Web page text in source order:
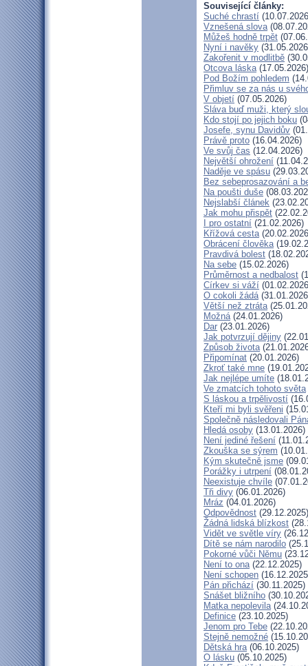
Související články:
Suché chrastí
Vznešená slova
Můžeš hodně trpět
Nyní i navěky
Zakořenit v modlitbě
Otcova láska(17.05.2026)
Pod Božím pohledem
Přimluv se za nás u
V objetí (07.05.2026)
Sláva buď muži, který
Kdo stojí po jejich boku
Josefe, synu Davidův
Právě proto (16.04.2026)
Ve svůj čas (12.04.2026)
Největší ohrožení
Naděje ve spásu
Bez sebeprosazování a
Na poušti duše
Nejslabší článek
Jak mohu přispět
I pro ostatní (21.02.2026)
Křížová cesta
Obrácení člověka
Pravdivá bolest
Na sebe (15.02.2026)
Průměrnost a nedbalost
Církev si váží
O cokoli žádá
Větší než ztráta
Možná(24.01.2026)
Dar (23.01.2026)
Jak potvrzují dějiny
Způsob života
Připomínat (20.01.2026)
Zkroť také mne
Jak nejlépe umíte
Ve zmatcích tohoto světa
S láskou a trpělivostí
Kteří mi byli svěřeni
Společně následovali
Hledá osoby (13.01.2026)
Není jediné řešení
Zkouška se sýrem
Kým skutečně jsme
Porážky i utrpení
Neexistuje chvíle
Tři divy (06.01.2026)
Mráz (04.01.2026)
Odpovědnost (29.12.2025)
Žádná lidská blízkost
Vidět ve světle víry
Dítě se nám narodilo
Pokorné vůči Němu
Není to ona(22.12.2025)
Není schopen
Pán přichází (30.11.2025)
Snášet bližního
Matka nepolevila
Definice (23.10.2025)
Jenom pro Tebe
Stejně nemožné
Dětská hra(06.10.2025)
O lásku (05.10.2025)